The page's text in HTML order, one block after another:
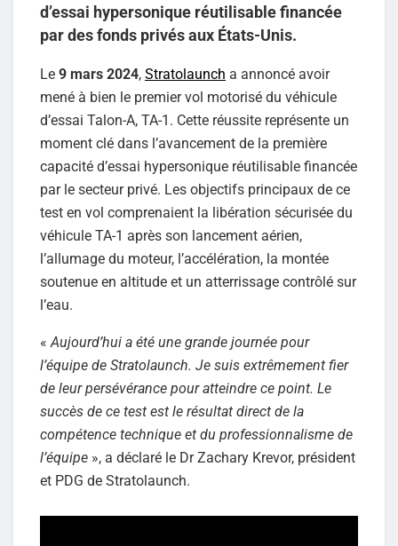
d’essai hypersonique réutilisable financée
par des fonds privés aux États-Unis.
Le 9 mars 2024, Stratolaunch a annoncé avoir
mené à bien le premier vol motorisé du véhicule
d’essai Talon-A, TA-1. Cette réussite représente un
moment clé dans l’avancement de la première
capacité d’essai hypersonique réutilisable financée
par le secteur privé. Les objectifs principaux de ce
test en vol comprenaient la libération sécurisée du
véhicule TA-1 après son lancement aérien,
l’allumage du moteur, l’accélération, la montée
soutenue en altitude et un atterrissage contrôlé sur
l’eau.
« Aujourd’hui a été une grande journée pour
l’équipe de Stratolaunch. Je suis extrêmement fier
de leur persévérance pour atteindre ce point. Le
succès de ce test est le résultat direct de la
compétence technique et du professionnalisme de
l’équipe », a déclaré le Dr Zachary Krevor, président
et PDG de Stratolaunch.